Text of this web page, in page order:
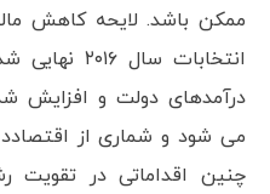
ممکن باشد. لایحه کاهش
انتخابات
درآمدهای دولت و افزایش
می شود و شماری از
چنین اقداماتی در تقویت